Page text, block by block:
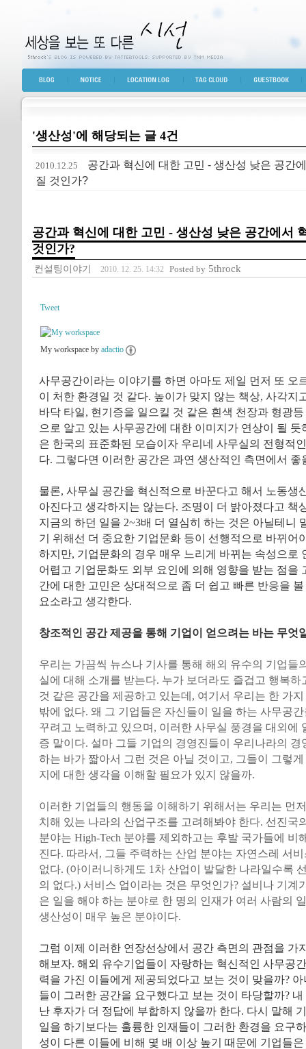
세상을 보는 또 다른 시선
BLOG TOP NOTICE LOCATION LOG TAG CLOUD GUESTBOOK
'생산성'에 해당되는 글 4건
2010.12.25
공간과 혁신에 대한 고민 - 생산성 낮은 공간
질 것인가?
공간과 혁신에 대한 고민 - 생산성 낮은 공간에서
것인가?
컨설팅이야기 2010. 12. 25. 14:32 Posted by 5throck
Tweet
My workspace by adactio
사무공간이라는 이야기를 하면 아마도 제일 먼저 또 오
이 처한 환경일 것 같다. 높이가 맞지 않는 책상, 사각지
바닥 타일, 현기증을 일으킬 것 같은 흰색 천장과 형광
으로 알고 있는 사무공간에 대한 이미지가 연상이 될 듯
은 한국의 표준화된 모습이자 우리네 사무실의 전형적
다. 그렇다면 이러한 공간은 과연 생산적인 측면에서 좋
물론, 사무실 공간을 혁신적으로 바꾼다고 해서 노동생
아진다고 생각하지는 않는다. 조명이 더 밝아졌다고 책
지금의 하던 일을 2~3배 더 열심히 하는 것은 아닐테니
기 위해선 더 중요한 기업문화 등이 선행적으로 바뀌어
하지만, 기업문화의 경우 매우 느리게 바뀌는 속성으로
어렵고 기업문화도 외부 요인에 의해 영향을 받는 점을
간에 대한 고민은 상대적으로 좀 더 쉽고 빠른 반응을
요소라고 생각한다.
창조적인 공간 제공을 통해 기업이 얻으려는 바는 무엇
우리는 가끔씩 뉴스나 기사를 통해 해외 유수의 기업들
실에 대해 소개를 받는다. 누가 보더라도 즐겁고 행복하
것 같은 공간을 제공하고 있는데, 여기서 우리는 한 가
밖에 없다. 왜 그 기업들은 자신들이 일을 하는 사무공
꾸려고 노력하고 있으며, 이러한 사무실 풍경을 대외에
증 말이다. 설마 그들 기업의 경영진들이 우리나라의 경
하는 바가 짧아서 그런 것은 아닐 것이고, 그들이 그렇
지에 대한 생각을 이해할 필요가 있지 않을까.
이러한 기업들의 행동을 이해하기 위해서는 우리는 먼
치해 있는 나라의 산업구조를 고려해봐야 한다. 선진국
분야는 High-Tech 분야를 제외하고는 후발 국가들에 비
진다. 따라서, 그들 주력하는 산업 분야는 자연스레 서
없다. (아이러니하게도 1차 산업이 발달한 나라일수록
의 없다.) 서비스 업이라는 것은 무엇인가? 설비나 기계
은 일을 해야 하는 분야로 한 명의 인재가 여러 사람의
생산성이 매우 높은 분야이다.
그럼 이제 이러한 연장선상에서 공간 측면의 관점을 가
해보자. 해외 유수기업들이 자랑하는 혁신적인 사무공
력을 가진 이들에게 제공되었다고 보는 것이 맞을까?
들이 그러한 공간을 요구했다고 보는 것이 타당할까?
난 후자가 더 정답에 부합하지 않을까 한다. 다시 말해
일을 하기보다는 훌륭한 인재들이 그러한 환경을 요구
성이 다른 이들에 비해 몇 배 이상 높기 때문에 기업들